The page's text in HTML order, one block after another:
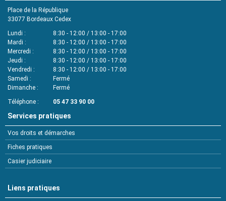
Place de la République
33077 Bordeaux Cedex
Lundi
8:30 - 12:00 / 13:00 - 17:00
Mardi
8:30 - 12:00 / 13:00 - 17:00
Mercredi
8:30 - 12:00 / 13:00 - 17:00
Jeudi
8:30 - 12:00 / 13:00 - 17:00
Vendredi
8:30 - 12:00 / 13:00 - 17:00
Samedi
Fermé
Dimanche
Fermé
Téléphone
05 47 33 90 00
Services pratiques
Vos droits et démarches
Fiches pratiques
Casier judiciaire
Liens pratiques